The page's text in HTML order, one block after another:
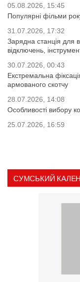
05.08.2026, 15:45
Популярні фільми
31.07.2026, 17:32
Зарядна станція для
відключень,
30.07.2026, 00:43
Екстремальна
армованого скотчу
28.07.2026, 14:08
Особливості вибору
25.07.2026, 16:59
СУМСЬКИЙ